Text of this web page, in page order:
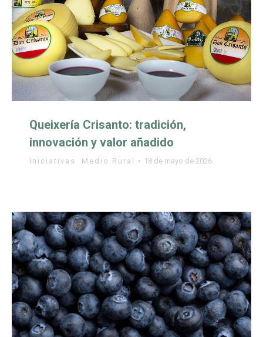
Queixería Crisanto: tradición,
innovación y valor añadido
Iniciativas Medio Rural 18 de mayo de 2026